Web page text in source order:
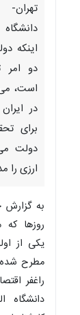
تهران-
اینکه
دو امر
است،
در
برای
دولت
ارزی را
به گزارش
روزها
یکی از
مطرح
راغفر
دانشگاه